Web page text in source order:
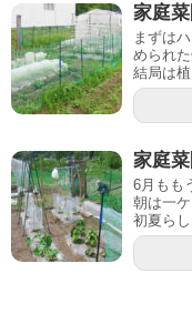
家庭
まずは
められ
結局は
家庭
6月もも
朝は一
初夏ら